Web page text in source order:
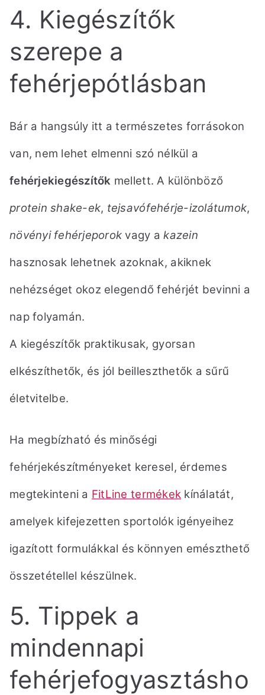
4. Kiegészítők
szerepe a
fehérjepótlásban
Bár a hangsúly itt a természetes forrásokon
van, nem lehet elmenni szó nélkül a
fehérjekiegészítők mellett. A különböző
protein shake-ek, tejsavófehérje-izolátumok,
növényi fehérjeporok vagy akazein
hasznosak lehetnek azoknak, akiknek
nehézséget okoz elegendő fehérjét bevinni a
nap folyamán.
A kiegészítők praktikusak, gyorsan
elkészíthetők, és jól beilleszthetők a sűrű
életvitelbe.
Ha megbízható és minőségi
fehérjekészítményeket keresel, érdemes
megtekinteni a FitLine termékek kínálatát,
amelyek kifejezetten sportolók igényeihez
igazított formulákkal és könnyen emészthető
összetétellel készülnek.
5. Tippek a
mindennapi
fehérjefogyasztásho